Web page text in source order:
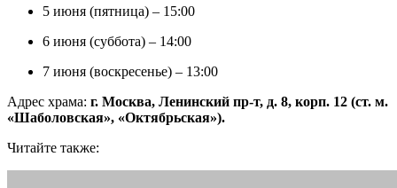
5 июня (пятница) – 15:00
6 июня (суббота) – 14:00
7 июня (воскресенье) – 13:00
Адрес храма: г. Москва, Ленинский пр-т, д. 8, корп. 12 (ст. м.
«Шаболовская», «Октябрьская»).
Читайте также: